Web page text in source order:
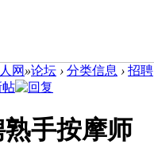
网 »论坛 › 分类信息 › 招聘
手按摩师